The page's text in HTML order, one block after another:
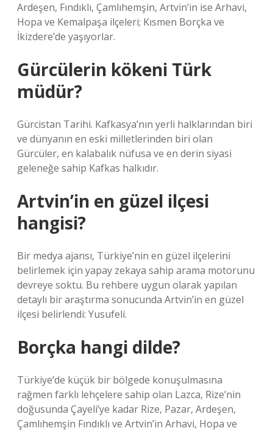
Ardeşen, Fındıklı, Çamlıhemşin, Artvin’in ise Arhavi,
Hopa ve Kemalpaşa ilçeleri; Kısmen Borçka ve
İkizdere’de yaşıyorlar.
Gürcülerin kökeni Türk
müdür?
Gürcistan Tarihi. Kafkasya’nın yerli halklarından biri
ve dünyanın en eski milletlerinden biri olan
Gürcüler, en kalabalık nüfusa ve en derin siyasi
geleneğe sahip Kafkas halkıdır.
Artvin’in en güzel ilçesi
hangisi?
Bir medya ajansı, Türkiye’nin en güzel ilçelerini
belirlemek için yapay zekaya sahip arama motorunu
devreye soktu. Bu rehbere uygun olarak yapılan
detaylı bir araştırma sonucunda Artvin’in en güzel
ilçesi belirlendi: Yusufeli.
Borçka hangi dilde?
Türkiye’de küçük bir bölgede konuşulmasına
rağmen farklı lehçelere sahip olan Lazca, Rize’nin
doğusunda Çayeli’ye kadar Rize, Pazar, Ardeşen,
Çamlıhemşin Fındıklı ve Artvin’in Arhavi, Hopa ve